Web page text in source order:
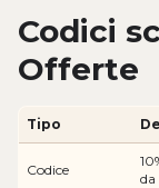
Codici
Offerte
Tipo
Codice
da